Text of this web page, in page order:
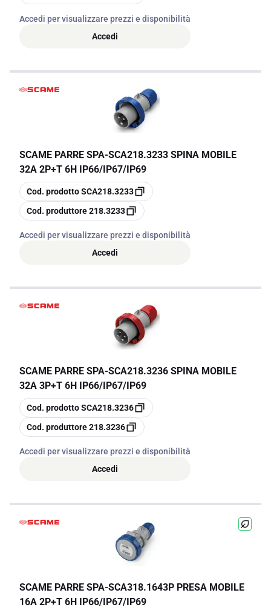
Accedi per visualizzare prezzi e disponibilità
Accedi
SCAME PARRE SPA-SCA218.3233 SPINA MOBILE
32A 2P+T 6H IP66/IP67/IP69
copia
Cod. prodottoSCA218.3233
copia
Cod. produttore218.3233
Accedi per visualizzare prezzi e disponibilità
Accedi
SCAME PARRE SPA-SCA218.3236 SPINA MOBILE
32A 3P+T 6H IP66/IP67/IP69
copia
Cod. prodottoSCA218.3236
copia
Cod. produttore218.3236
Accedi per visualizzare prezzi e disponibilità
Accedi
SCAME PARRE SPA-SCA318.1643P PRESA MOBILE
16A 2P+T 6H IP66/IP67/IP69